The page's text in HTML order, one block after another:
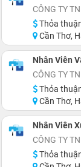
CÔNG TY
Thỏa
Cần Thơ,
Nhân Viên
CÔNG TY
Thỏa
Cần Thơ,
CÔNG TY
Thỏa